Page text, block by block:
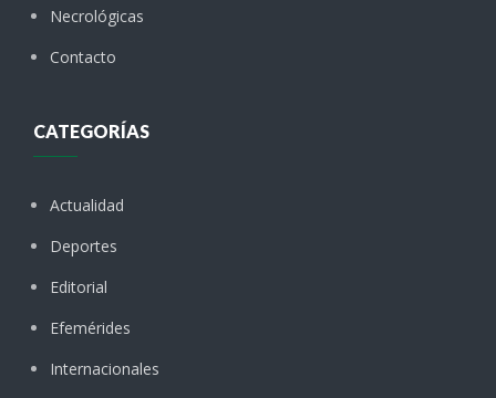
Necrológicas
Contacto
CATEGORÍAS
Actualidad
Deportes
Editorial
Efemérides
Internacionales